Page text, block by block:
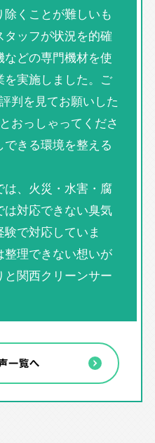
くことが難しいも
ッフが状況を的確
どの専門機材を使
実施しました。ご
判を見てお願いした
おっしゃってくださ
きる環境を整える
、火災・水害・腐
対応できない臭気
で対応していま
理できない想いが
関西クリーンサー
一覧へ